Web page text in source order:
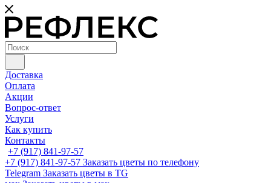
Доставка
Оплата
Акции
Вопрос-ответ
Услуги
Как купить
Контакты
+7 (917) 841-97-57
+7 (917) 841-97-57 Заказать цветы по телефону
Telegram Заказать цветы в TG